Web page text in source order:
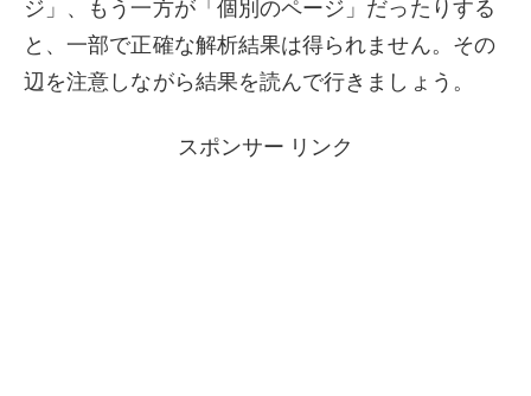
ジ」、もう一方が「個別のページ」だったりする
と、一部で正確な解析結果は得られません。その
辺を注意しながら結果を読んで行きましょう。
スポンサー リンク